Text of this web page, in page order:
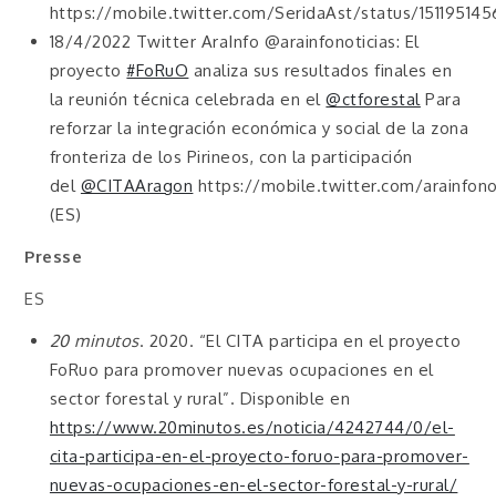
https://mobile.twitter.com/SeridaAst/status/
18/4/2022 Twitter AraInfo @arainfonoticias: El
proyecto#FoRuO analiza sus resultados finales en
la reunión técnica celebrada en el@ctforestal Para
reforzar la integración económica y social de la zona
fronteriza de los Pirineos, con la participación
del @CITAAragon https://mobile.twitter.com/
(ES)
Presse
ES
20 minutos. 2020. “El CITA participa en el proyecto
FoRuo para promover nuevas ocupaciones en el
sector forestal y rural”. Disponible en
https://www.20minutos.es/noticia/4242744/0/el-
cita-participa-en-el-proyecto-foruo-para-promover-
nuevas-ocupaciones-en-el-sector-forestal-y-rural/